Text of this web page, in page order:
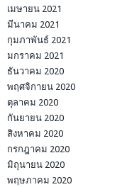
เมษายน 2021
มีนาคม 2021
กุมภาพันธ์ 2021
มกราคม 2021
ธันวาคม 2020
พฤศจิกายน 2020
ตุลาคม 2020
กันยายน 2020
สิงหาคม 2020
กรกฎาคม 2020
มิถุนายน 2020
พฤษภาคม 2020